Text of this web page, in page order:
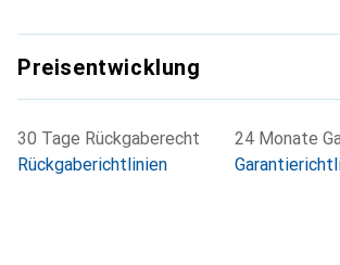
Preisentwicklung
30 Tage Rückgaberecht
Rückgaberichtlinien
24 Monate